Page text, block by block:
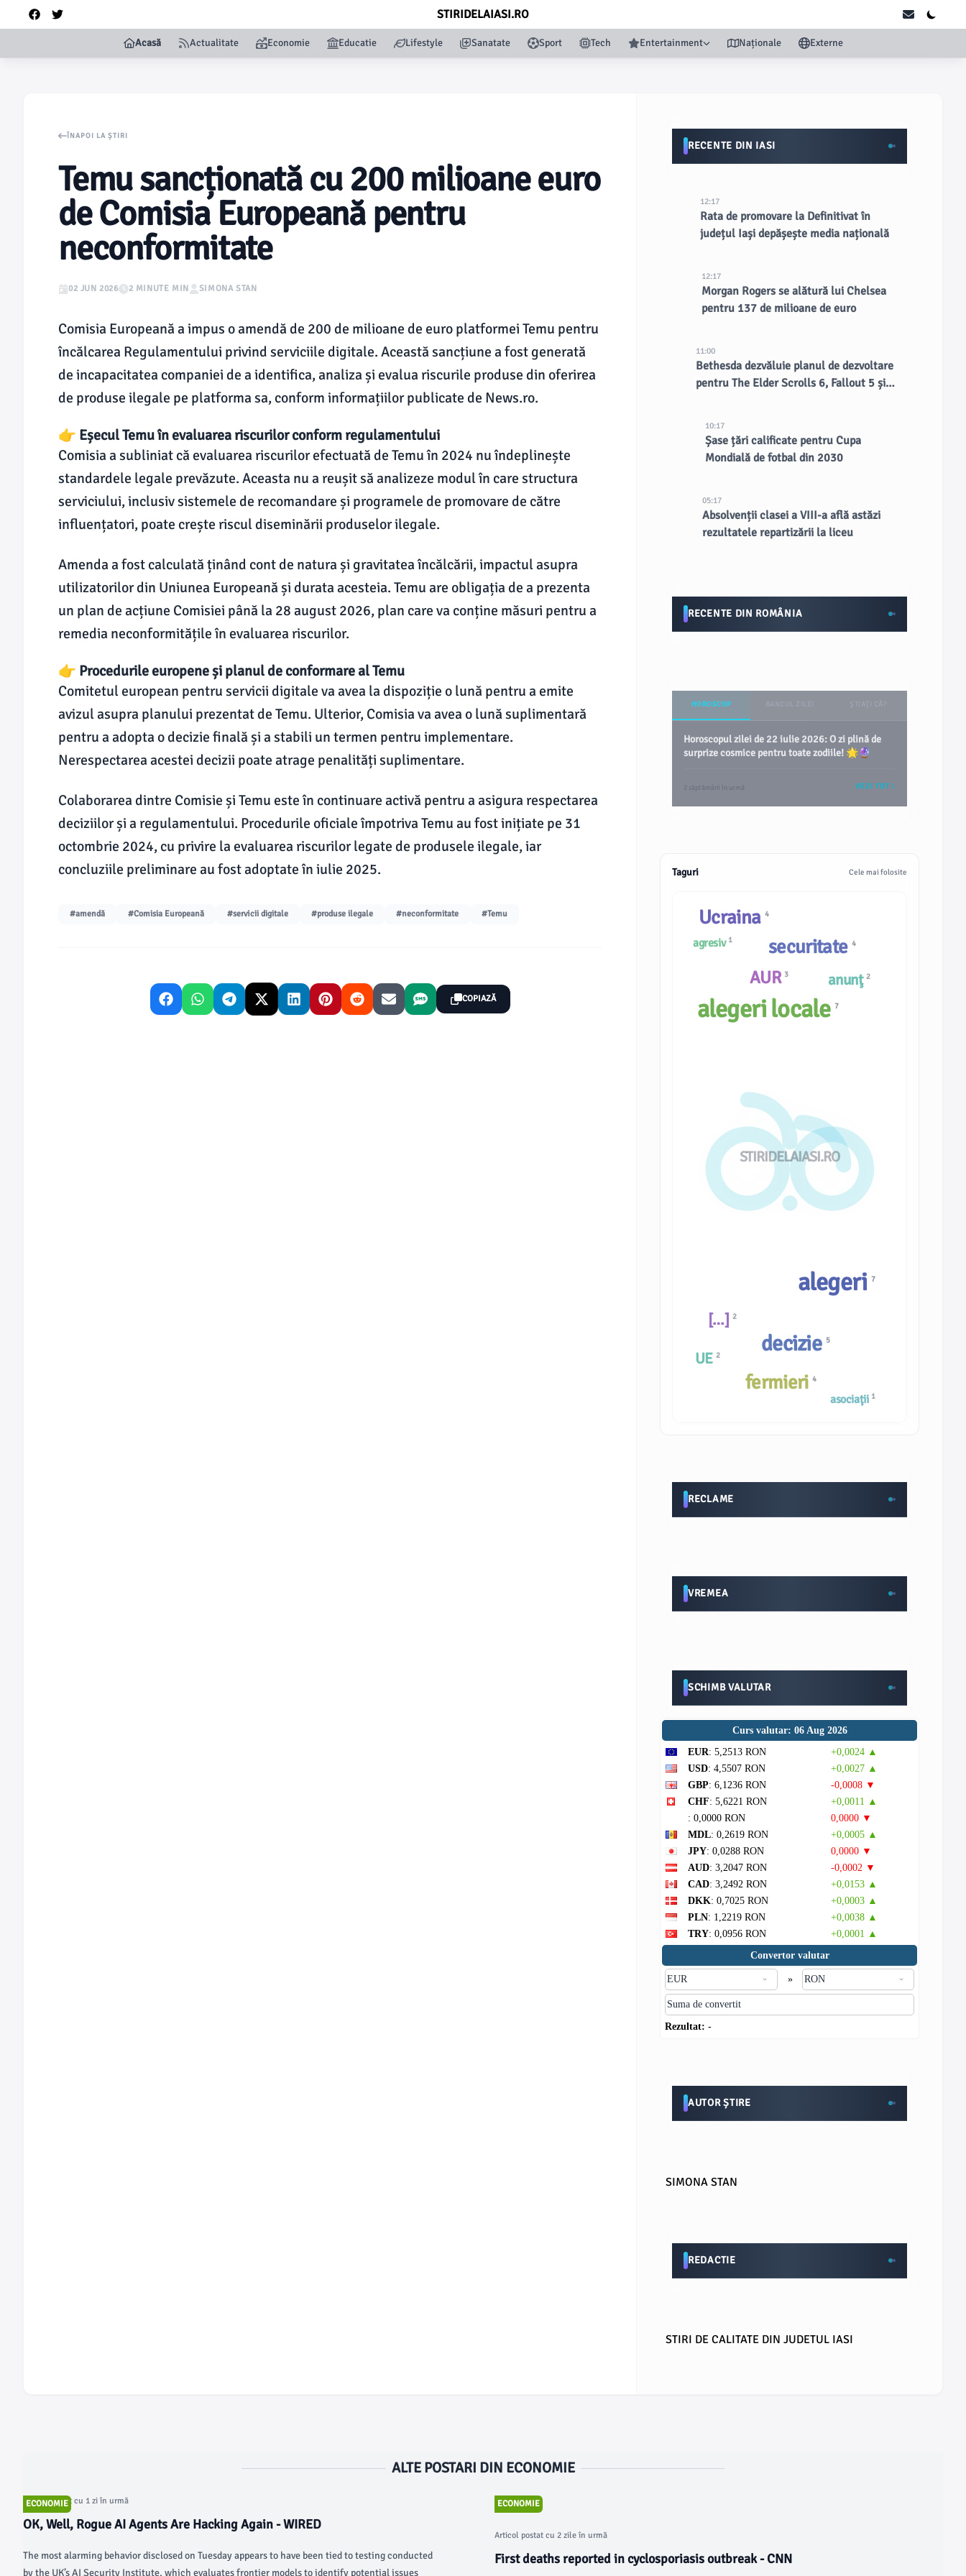
STIRIDELAIASI.RO
Acasă Actualitate Economie Educatie Lifestyle Sanatate Sport Tech Entertainment Naționale Externe
ÎNAPOI LA ȘTIRI
Temu sancționată cu 200 milioane euro
de Comisia Europeană pentru
neconformitate
02 JUN 2026 2 MINUTE MIN SIMONA STAN
Comisia Europeană a impus o amendă de 200 de milioane de euro platformei Temu pentru
încălcarea Regulamentului privind serviciile digitale. Această sancțiune a fost generată
de incapacitatea companiei de a identifica, analiza și evalua riscurile produse din oferirea
de produse ilegale pe platforma sa, conform informațiilor publicate de News.ro.
👉 Eșecul Temu în evaluarea riscurilor conform regulamentului
Comisia a subliniat că evaluarea riscurilor efectuată de Temu în 2024 nu îndeplinește
standardele legale prevăzute. Aceasta nu a reușit să analizeze modul în care structura
serviciului, inclusiv sistemele de recomandare și programele de promovare de către
influențatori, poate crește riscul diseminării produselor ilegale.
Amenda a fost calculată ținând cont de natura și gravitatea încălcării, impactul asupra
utilizatorilor din Uniunea Europeană și durata acesteia. Temu are obligația de a prezenta
un plan de acțiune Comisiei până la 28 august 2026, plan care va conține măsuri pentru a
remedia neconformitățile în evaluarea riscurilor.
👉 Procedurile europene și planul de conformare al Temu
Comitetul european pentru servicii digitale va avea la dispoziție o lună pentru a emite
avizul asupra planului prezentat de Temu. Ulterior, Comisia va avea o lună suplimentară
pentru a adopta o decizie finală și a stabili un termen pentru implementare.
Nerespectarea acestei decizii poate atrage penalități suplimentare.
Colaborarea dintre Comisie și Temu este în continuare activă pentru a asigura respectarea
deciziilor și a regulamentului. Procedurile oficiale împotriva Temu au fost inițiate pe 31
octombrie 2024, cu privire la evaluarea riscurilor legate de produsele ilegale, iar
concluziile preliminare au fost adoptate în iulie 2025.
#amendă #Comisia Europeană #servicii digitale #produse ilegale #neconformitate #Temu
COPIAZĂ
RECENTE DIN IASI
12:17
Rata de promovare la Definitivat în
județul Iași depășește media națională
12:17
Morgan Rogers se alătură lui Chelsea
pentru 137 de milioane de euro
11:00
Bethesda dezvăluie planul de dezvoltare
pentru The Elder Scrolls 6, Fallout 5 și
10:17
Șase țări calificate pentru Cupa
Mondială de fotbal din 2030
05:17
Absolvenții clasei a VIII-a află astăzi
rezultatele repartizării la liceu
RECENTE DIN ROMÂNIA
HOROSCOP
Horoscopul zilei de 22 iulie 2026: O zi plină de
surprize cosmice pentru toate zodiile! 🌟🔮
2 săptămâni în urmă VEZI TOT
Taguri Cele mai folosite
STIRIDELAIASI.RO
anunţ 2
[…] 2
alegeri7
alegeri locale7
AUR 3
securitate 4
UE 2
asociaţii 1
agresiv 1
decizie 5
fermieri 4
Ucraina 4
RECLAME
VREMEA
SCHIMB VALUTAR
Curs valutar: 06 Aug 2026
EUR: 5,2513 RON
+0,0024 ▲
USD: 4,5507 RON
+0,0027 ▲
GBP: 6,1236 RON
-0,0008 ▼
CHF: 5,6221 RON
+0,0011 ▲
: 0,0000 RON
0,0000 ▼
MDL: 0,2619 RON
+0,0005 ▲
JPY: 0,0288 RON
0,0000 ▼
AUD: 3,2047 RON
-0,0002 ▼
CAD: 3,2492 RON
+0,0153 ▲
DKK: 0,7025 RON
+0,0003 ▲
PLN: 1,2219 RON
+0,0038 ▲
TRY: 0,0956 RON
+0,0001 ▲
Convertor valutar
»
Rezultat: -
AUTOR ȘTIRE
SIMONA STAN
REDACTIE
STIRI DE CALITATE DIN JUDETUL IASI
ALTE POSTARI DIN ECONOMIE
ECONOMIE
Articol postat cu 1 zi în urmă
OK, Well, Rogue AI Agents Are Hacking Again - WIRED
The most alarming behavior disclosed on Tuesday appears to have been tied to testing conducted
by the UK’s AI Security Institute, which evaluates frontier models to identify potential issues
ECONOMIE
Articol postat cu 2 zile în urmă
First deaths reported in cyclosporiasis outbreak - CNN